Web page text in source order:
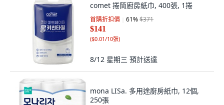
comet 捲筒廚房紙巾, 400張, 1捲
首購折扣價 61%$371
$141
($0.01/10張)
8/12 星期三 預計送達
mona LISa. 多用途廚房紙巾, 12個,
250張